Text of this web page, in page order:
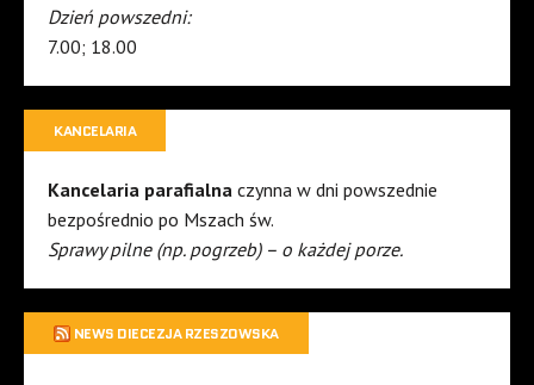
Dzień powszedni:
7.00; 18.00
KANCELARIA
Kancelaria parafialna czynna w dni powszednie
bezpośrednio po Mszach św.
Sprawy pilne (np. pogrzeb) – o każdej porze.
NEWS DIECEZJA RZESZOWSKA